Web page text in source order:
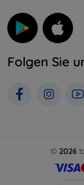
Folgen Sie
© 2026